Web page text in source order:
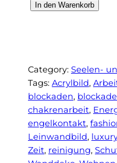
b
l
d
"
R
e
In den Warenkorb
Category: Seelen-
Tags: Acrylbild,
blockaden,
chakrenarbeit,
engelkontakt,
Leinwandbild,
Zeit, reinigung,